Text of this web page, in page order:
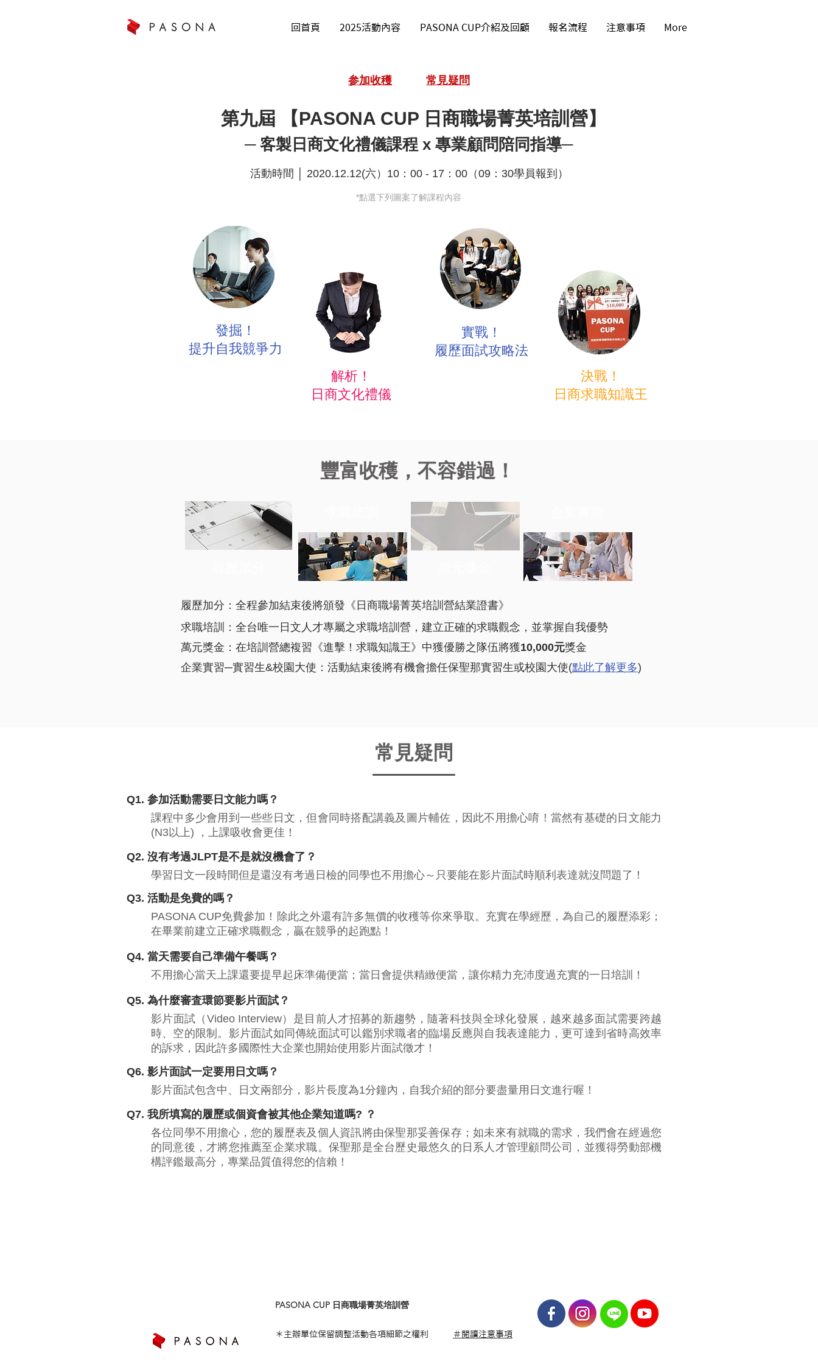
回首頁 2025活動內容 PASONA CUP介紹及回顧 報名流程 注意事項 More
参加收穫 常見疑問
第九屆 【PASONA CUP 日商職場菁英培訓營】
─ 客製日商文化禮儀課程 x 專業顧問陪同指導─
活動時間 │ 2020.12.12(六）10：00 - 17：00（09：30學員報到）
*點選下列圖案了解課程內容
發掘！
提升自我競爭力
解析！
​日商文化禮儀
實戰！
​履歷面試攻略法
決戰！
​日商求職知識王
​豐富收穫，不容錯過！
履歷加分：全程參加結束後將頒發《日商職場菁英培訓營結業證書》
求職培訓：全台唯一日文人才專屬之求職培訓營，建立正確的求職觀念，並掌握自我優勢
萬元獎金：在培訓營總複習《進擊！求職知識王》中獲優勝之隊伍將獲10,000元獎金
企業實習─實習生&校園大使：活動結束後將有機會擔任保聖那實習生或校園大使(點此了解更多)
​常見疑問
Q1. 参加活動需要日文能力嗎？
課程中多少會用到一些些日文，但會同時搭配講義及圖片輔佐，因此不用擔心唷！當然有基礎的日文能力
(N3以上) ，上課吸收會更佳！
Q2. 沒有考過JLPT是不是就沒機會了？
學習日文一段時間但是還沒有考過日檢的同學也不用擔心～只要能在影片面試時順利表達就沒問題了！
Q3. 活動是免費的嗎？
PASONA CUP免費參加！除此之外還有許多無價的收穫等你來爭取。充實在學經歷，為自己的履歷添彩；
在畢業前建立正確求職觀念，贏在競爭的起跑點！
Q4. 當天需要自己準備午餐嗎？
不用擔心當天上課還要提早起床準備便當；當日會提供精緻便當，讓你精力充沛度過充實的一日培訓！
Q5. 為什麼審査環節要影片面試？
影片面試（Video Interview）是目前人才招募的新趨勢，隨著科技與全球化發展，越來越多面試需要跨越
時、空的限制。影片面試如同傳統面試可以鑑別求職者的臨場反應與自我表達能力，更可達到省時高效率
的訴求，因此許多國際性大企業也開始使用影片面試徵才！
Q6. 影片面試一定要用日文嗎？
影片面試包含中、日文兩部分，影片長度為1分鐘內，自我介紹的部分要盡量用日文進行喔！
Q7. 我所填寫的履歷或個資會被其他企業知道嗎? ？
各位同學不用擔心，您的履歷表及個人資訊將由保聖那妥善保存；如未來有就職的需求，我們會在經過您
的同意後，才將您推薦至企業求職。保聖那是全台歷史最悠久的日系人才管理顧問公司，並獲得勞動部機
構評鑑最高分，專業品質值得您的信賴！
​PASONA CUP 日商職場菁英培訓營
＊主辦單位保留調整活動各項細節之權利 ＃閱讀注意事項